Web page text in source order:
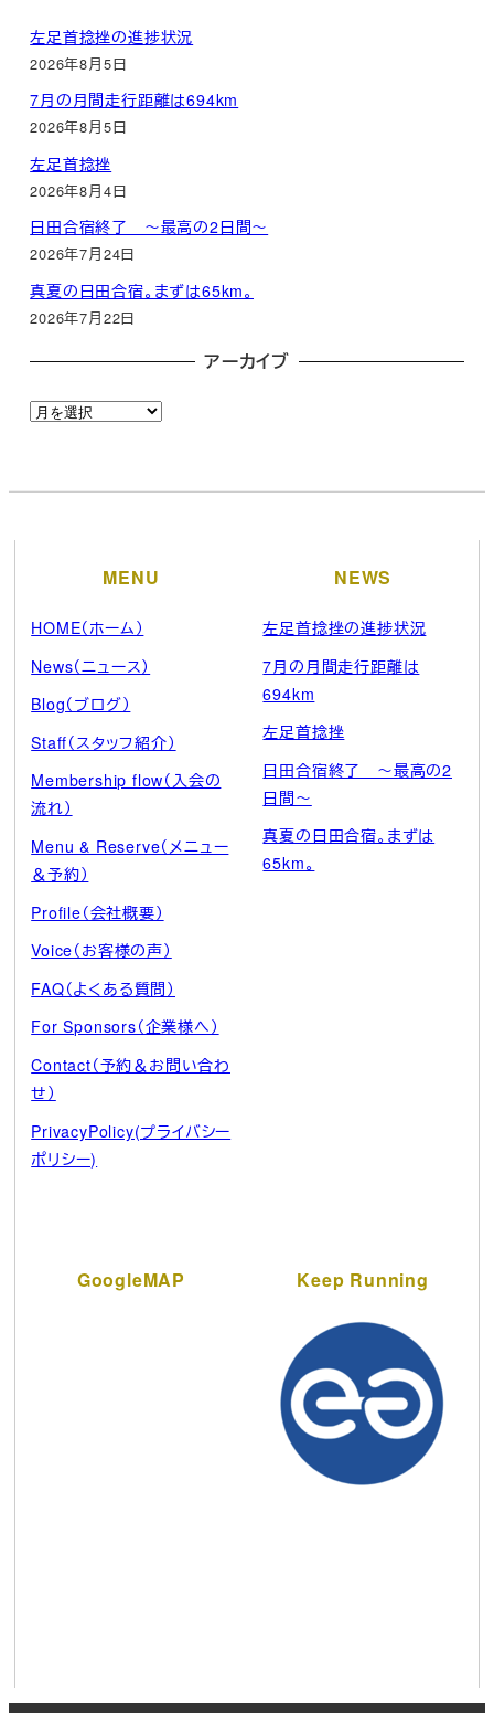
左足首捻挫の進捗状況
2026年8月5日
7月の月間走行距離は694km
2026年8月5日
左足首捻挫
2026年8月4日
日田合宿終了 ～最高の2日間～
2026年7月24日
真夏の日田合宿。まずは65km。
2026年7月22日
アーカイブ
ア
イ
MENU
HOME（ホーム）
News（ニュース）
Blog（ブログ）
Staff（スタッフ紹介）
Membership flow（入会の
流れ）
Menu & Reserve（メニュー
＆予約）
Profile（会社概要）
Voice（お客様の声）
FAQ（よくある質問）
For Sponsors（企業様へ）
Contact（予約＆お問い合わ
せ）
PrivacyPolicy(プライバシー
ポリシー)
NEWS
左足首捻挫の進捗状況
7月の月間走行距離は
694km
左足首捻挫
日田合宿終了 ～最高の2
日間～
真夏の日田合宿。まずは
65km。
GoogleMAP Keep Running